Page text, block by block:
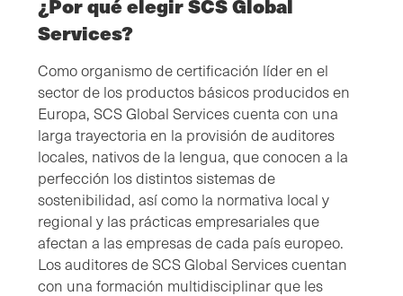
¿Por qué elegir SCS Global
Services?
Como organismo de certificación líder en el
sector de los productos básicos producidos en
Europa, SCS Global Services cuenta con una
larga trayectoria en la provisión de auditores
locales, nativos de la lengua, que conocen a la
perfección los distintos sistemas de
sostenibilidad, así como la normativa local y
regional y las prácticas empresariales que
afectan a las empresas de cada país europeo.
Los auditores de SCS Global Services cuentan
con una formación multidisciplinar que les